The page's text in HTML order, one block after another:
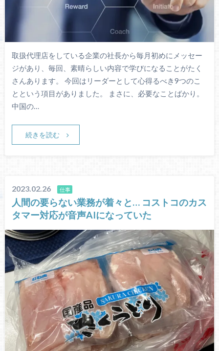
取扱代理店をしている企業の社長から毎月初めにメッセー
ジがあり、毎回、素晴らしい内容で学びになることがたく
さんあります。 今回はリーダーとして心得るべき9つのこ
とという項目がありました。 まさに、必要なことばかり。
中国の…
続きを読む
2023.02.26 仕事
人間の要らない業務が着々と… コストコのカス
タマー対応が音声AIになっていた